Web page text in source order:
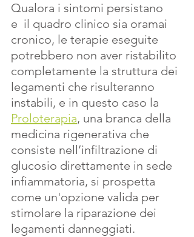
Qualora i sintomi persistano
e  il quadro clinico sia oramai
cronico, le terapie eseguite
potrebbero non aver ristabilito
completamente la struttura dei
legamenti che risulteranno
instabili, e in questo caso la
Proloterapia, una branca della
medicina rigenerativa che
consiste nell’infiltrazione di
glucosio direttamente in sede
infiammatoria, si prospetta
come un'opzione valida per
stimolare la riparazione dei
legamenti danneggiati.